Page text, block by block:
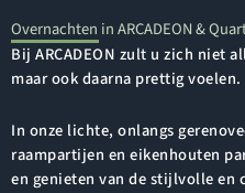
Overnachten in ARCADEON &
Bij ARCADEON zult u zich niet
maar ook daarna prettig voelen.
In onze lichte, onlangs
raampartijen en eikenhouten
en genieten van de stijlvolle en